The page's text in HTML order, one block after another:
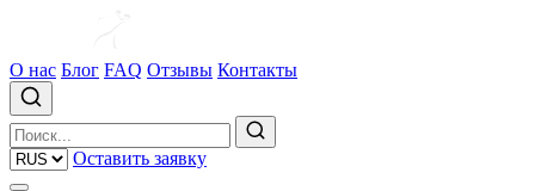
О нас Блог FAQ Отзывы Контакты
Оставить заявку